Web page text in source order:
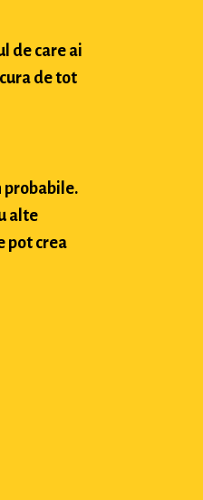
de care ai
de tot
probabile.
alte
pot crea